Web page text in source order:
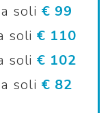
soli € 99
soli € 110
soli € 102
soli € 82